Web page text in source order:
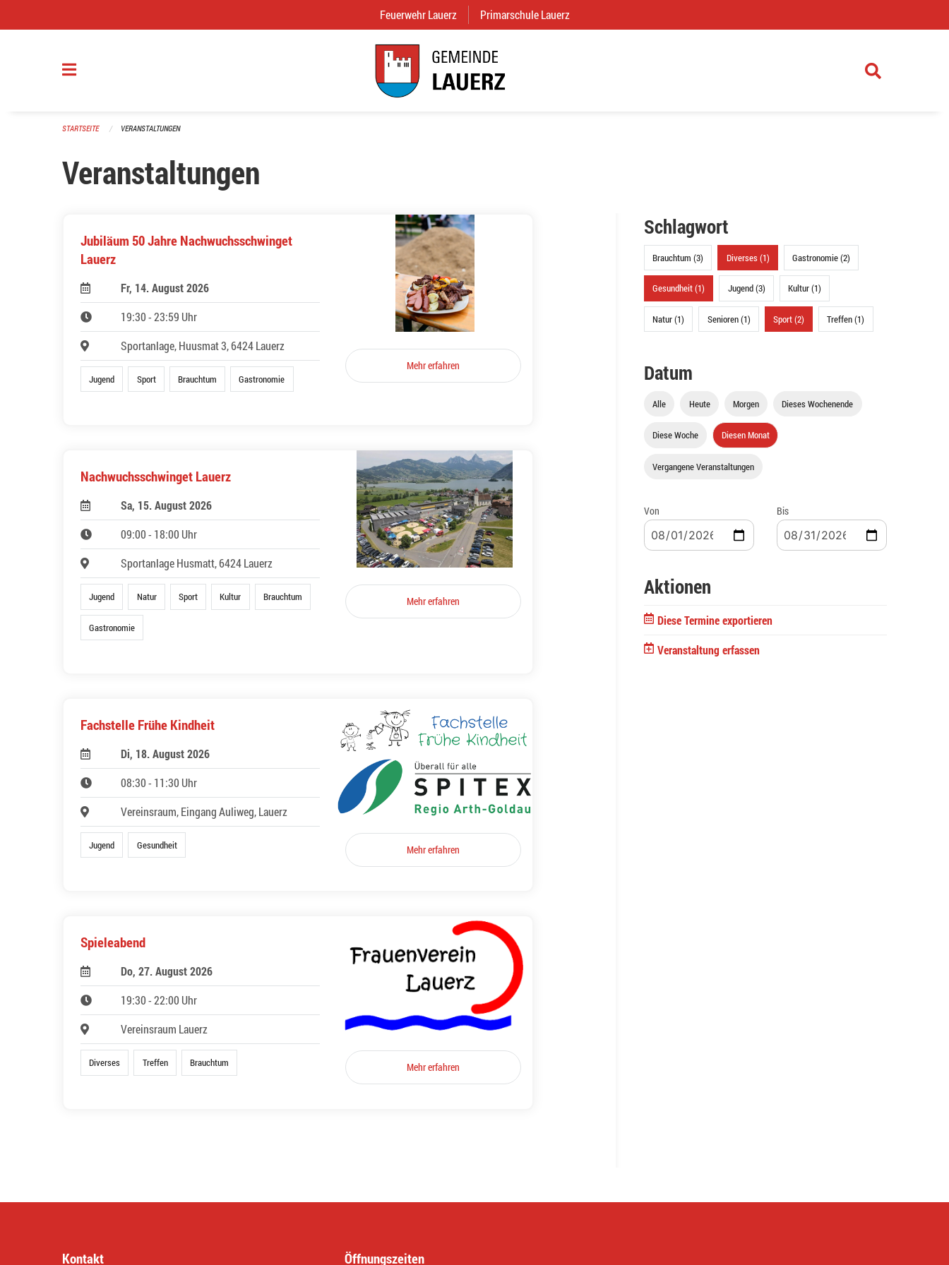
Feuerwehr Lauerz (External Link)
Primarschule Lauerz
STARTSEITE VERANSTALTUNGEN
Veranstaltungen
Jubiläum 50 Jahre Nachwuchsschwinget
Lauerz
Fr, 14. August 2026
19:30 - 23:59 Uhr
Sportanlage, Huusmat 3, 6424 Lauerz
Jugend Sport Brauchtum Gastronomie
Mehr erfahren
Nachwuchsschwinget Lauerz
Sa, 15. August 2026
09:00 - 18:00 Uhr
Sportanlage Husmatt, 6424 Lauerz
Jugend Natur Sport Kultur Brauchtum
Gastronomie
Mehr erfahren
Fachstelle Frühe Kindheit
Di, 18. August 2026
08:30 - 11:30 Uhr
Vereinsraum, Eingang Auliweg, Lauerz
Jugend Gesundheit Mehr erfahren
Spieleabend
Do, 27. August 2026
19:30 - 22:00 Uhr
Vereinsraum Lauerz
Diverses Treffen Brauchtum Mehr erfahren
Schlagwort
Brauchtum (3) Diverses (1) Gastronomie (2)
Gesundheit (1) Jugend (3) Kultur (1)
Natur (1) Senioren (1) Sport (2) Treffen (1)
Datum
Alle Heute Morgen Dieses Wochenende
Diese Woche Diesen Monat
Vergangene Veranstaltungen
Von Bis
Aktionen
Diese Termine exportieren
Veranstaltung erfassen
Kontakt Öffnungszeiten